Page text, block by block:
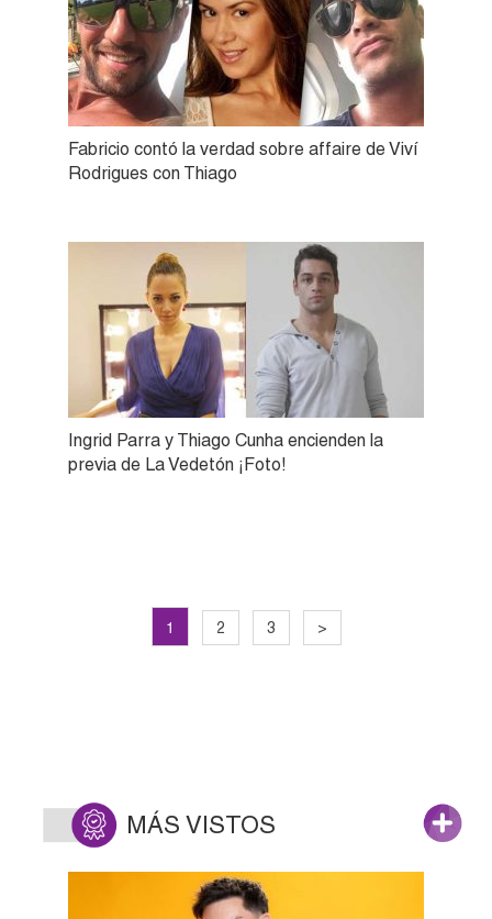
Fabricio contó la verdad sobre affaire de Viví
Rodrigues con Thiago
Ingrid Parra y Thiago Cunha encienden la
previa de La Vedetón ¡Foto!
1 2 3 >
MÁS VISTOS